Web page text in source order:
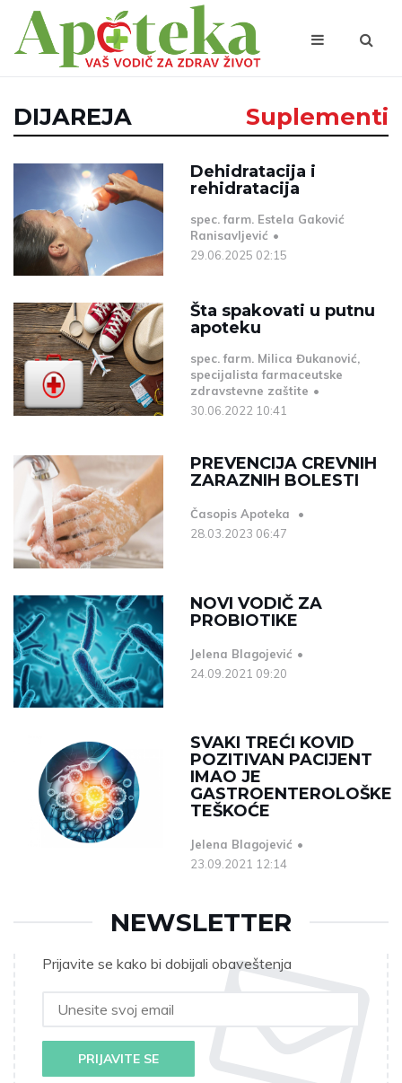
DIJAREJA Suplementi
Dehidratacija i
rehidratacija
spec. farm. Estela Gaković
Ranisavljević
29.06.2025 02:15
Šta spakovati u putnu
apoteku
spec. farm. Milica Đukanović,
specijalista farmaceutske
zdravstevne zaštite
30.06.2022 10:41
PREVENCIJA CREVNIH
ZARAZNIH BOLESTI
Časopis Apoteka
28.03.2023 06:47
NOVI VODIČ ZA
PROBIOTIKE
Jelena Blagojević
24.09.2021 09:20
SVAKI TREĆI KOVID
POZITIVAN PACIJENT
IMAO JE
GASTROENTEROLOŠKE
TEŠKOĆE
Jelena Blagojević
23.09.2021 12:14
NEWSLETTER
Prijavite se kako bi dobijali obaveštenja
PRIJAVITE SE